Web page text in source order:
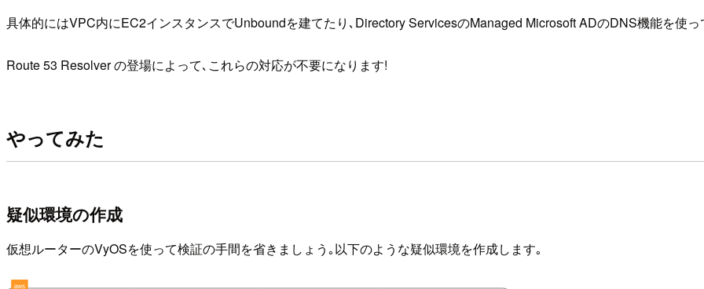
具体的にはVPC内にEC2インスタンスでUnboundを建てたり､Directory ServicesのManaged Microsoft ADのDNS機能を使
Route 53 Resolver の登場によって､これらの対応が不要になります!
やってみた
疑似環境の作成
仮想ルーターのVyOSを使って検証の手間を省きましょう｡以下のような疑似環境を作成します｡